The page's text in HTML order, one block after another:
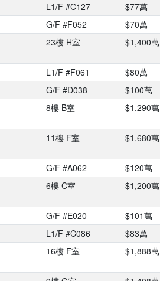
L1/F #C127 $77萬
G/F #F052 $70萬
23樓 H室 $1,400萬
L1/F #F061 $80萬
G/F #D038 $100萬
8樓 B室 $1,290萬
11樓 F室 $1,680萬
G/F #A062 $120萬
6樓 C室 $1,200萬
G/F #E020 $101萬
L1/F #C086 $83萬
16樓 F室 $1,888萬